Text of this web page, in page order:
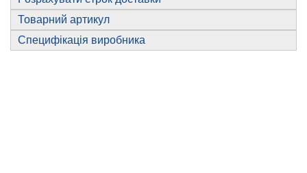
Товарний артикул
Специфікація виробника